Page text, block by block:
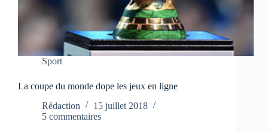
Sport
La coupe du monde dope les jeux en ligne
Rédaction
15 juillet 2018
5 commentaires